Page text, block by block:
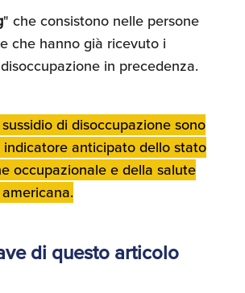
Permessi
Personale e
Risorse
" che consistono nelle persone
che hanno già ricevuto i
in precedenza.
di disoccupazione sono
anticipato dello stato
occupazionale e della salute
di questo articolo